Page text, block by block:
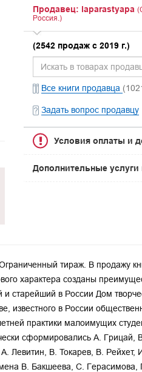
Продавец: laparastyapa
Россия.)
(2542 продаж с 2019 г.)
Все книги продавца
Задать вопрос продавцу
Условия оплаты и
Дополнительные услуги
тираж. В продажу
характера созданы
старейший в России Дом
известного в России
практики малоимущих
сформировались А. Грицай,
Левитин, В. Токарев, В.
В. Бакшеева, С. Герасимова,